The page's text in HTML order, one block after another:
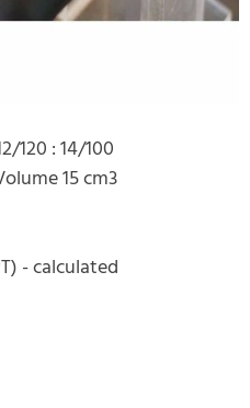
120 : 14/100
15 cm3
- calculated